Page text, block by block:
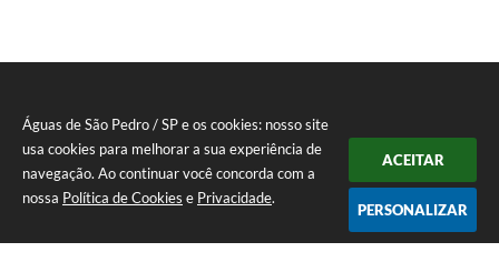
Águas de São Pedro / SP e os cookies: nosso site
usa cookies para melhorar a sua experiência de
navegação. Ao continuar você concorda com a
nossa Política de Cookies e Privacidade.
ACEITAR
PERSONALIZAR